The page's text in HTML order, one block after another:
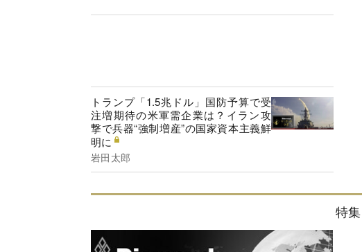
トランプ「1.5兆ドル」国防予算で受
注増期待の米軍需企業は？イラン攻
撃で兵器“強制増産”の国家資本主義鮮
明に
岩田太郎
特集